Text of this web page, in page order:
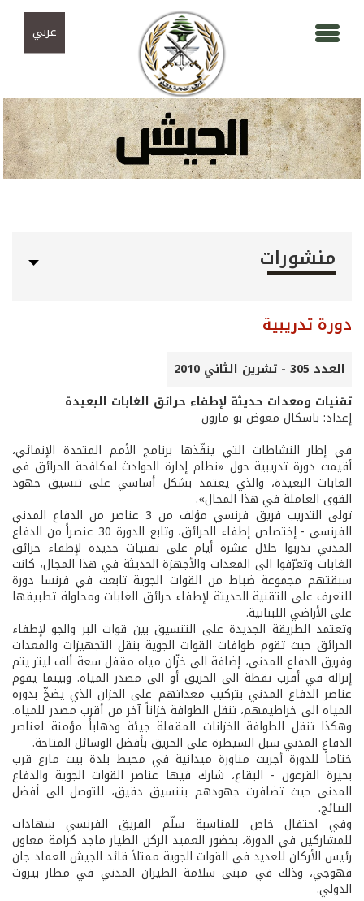
عربي
منشورات
دورة تدريبية
العدد 305 - تشرين الثاني 2010
تقنيات ومعدات حديثة لإطفاء حرائق الغابات البعيدة
إعداد: باسكال معوض بو مارون
في إطار النشاطات التي ينفّذها برنامج الأمم المتحدة الإنمائي،
أقيمت دورة تدريبية حول «نظام إدارة الحوادث لمكافحة الحرائق في
الغابات البعيدة، والذي يعتمد بشكل أساسي على تنسيق جهود
القوى العاملة في هذا المجال».
تولى التدريب فريق فرنسي مؤلف من 3 عناصر من الدفاع المدني
الفرنسي - إختصاص إطفاء الحرائق، وتابع الدورة 30 عنصراً من الدفاع
المدني تدربوا خلال عشرة أيام على تقنيات جديدة لإطفاء حرائق
الغابات وتعرّفوا الى المعدات والأجهزة الحديثة في هذا المجال، كانت
سبقتهم مجموعة ضباط من القوات الجوية تابعت في فرنسا دورة
للتعرف على التقنية الحديثة لإطفاء حرائق الغابات ومحاولة تطبيقها
على الأراضي اللبنانية.
وتعتمد الطريقة الجديدة على التنسيق بين قوات البر والجو لإطفاء
الحرائق حيث تقوم طوافات القوات الجوية بنقل التجهيزات والمعدات
وفريق الدفاع المدني، إضافة الى خزّان مياه مقفل سعة ألف ليتر يتم
إنزاله في أقرب نقطة الى الحريق أو الى مصدر المياه. وبينما يقوم
عناصر الدفاع المدني بتركيب معداتهم على الخزان الذي يضخّ بدوره
المياه الى خراطيمهم، تنقل الطوافة خزاناً آخر من أقرب مصدر للمياه.
وهكذا تنقل الطوافة الخزانات المقفلة جيئة وذهاباً مؤمنة لعناصر
الدفاع المدني سبل السيطرة على الحريق بأفضل الوسائل المتاحة.
ختاماً للدورة أجريت مناورة ميدانية في محيط بلدة بيت مارع قرب
بحيرة القرعون - البقاع، شارك فيها عناصر القوات الجوية والدفاع
المدني حيث تضافرت جهودهم بتنسيق دقيق، للتوصل الى أفضل
النتائج.
وفي احتفال خاص للمناسبة سلّم الفريق الفرنسي شهادات
للمشاركين في الدورة، بحضور العميد الركن الطيار ماجد كرامة معاون
رئيس الأركان للعديد في القوات الجوية ممثلاً قائد الجيش العماد جان
قهوجي، وذلك في مبنى سلامة الطيران المدني في مطار بيروت
الدولي.